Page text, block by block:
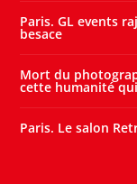
Paris. GL events
besace
Mort du
cette humanité
Paris. Le salon